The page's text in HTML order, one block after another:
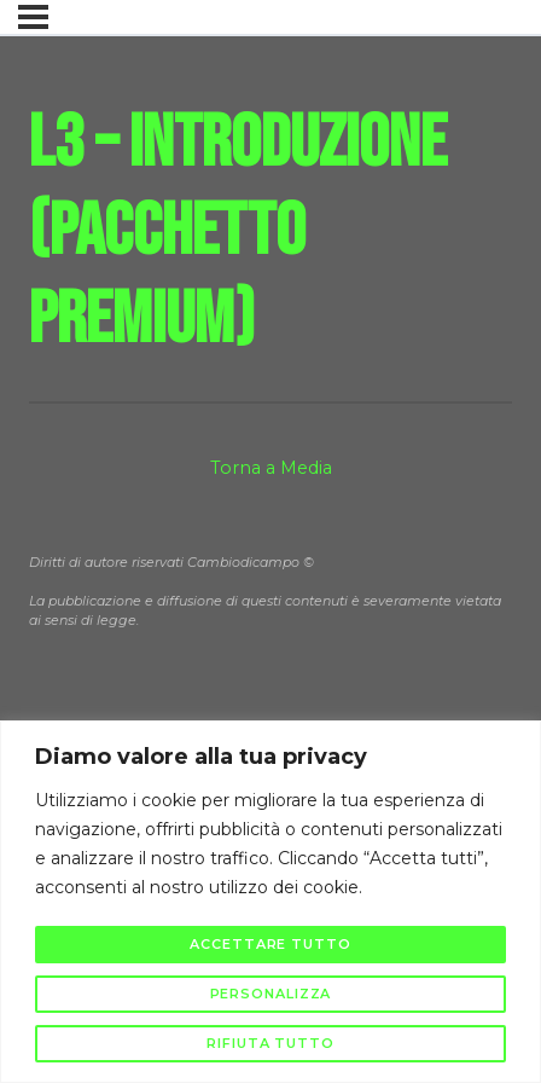
Diamo valore alla tua privacy
Utilizziamo i cookie per migliorare la tua esperienza di
navigazione, offrirti pubblicità o contenuti personalizzati
e analizzare il nostro traffico. Cliccando “Accetta tutti”,
acconsenti al nostro utilizzo dei cookie.
PERSONALIZZA
RIFIUTA TUTTO
ACCETTARE TUTTO
L3 – Introduzione
(pacchetto
premium)
Torna a Media
Diritti di autore riservati Cambiodicampo ©
La pubblicazione e diffusione di questi contenuti è severamente vietata
ai sensi di legge.